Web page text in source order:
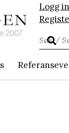
Logg